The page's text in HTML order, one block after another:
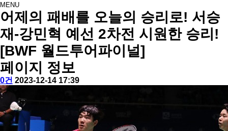
MENU
news
어제의 패배를 오늘의 승리로! 서승
재-강민혁 예선 2차전 시원한 승리!
[BWF 월드투어파이널]
페이지 정보
작
성
자
배
드
민
코
리
댓
글
0건 작
일
2023-12-14 17:39
본
문